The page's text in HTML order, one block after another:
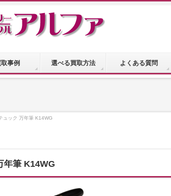
事例 選べる買取方法 よくある質問
ュック 万年筆 K14WG
年筆 K14WG